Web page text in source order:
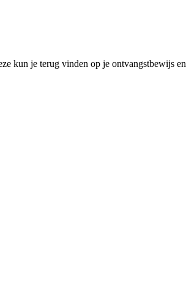
je terug vinden op je ontvangstbewijs